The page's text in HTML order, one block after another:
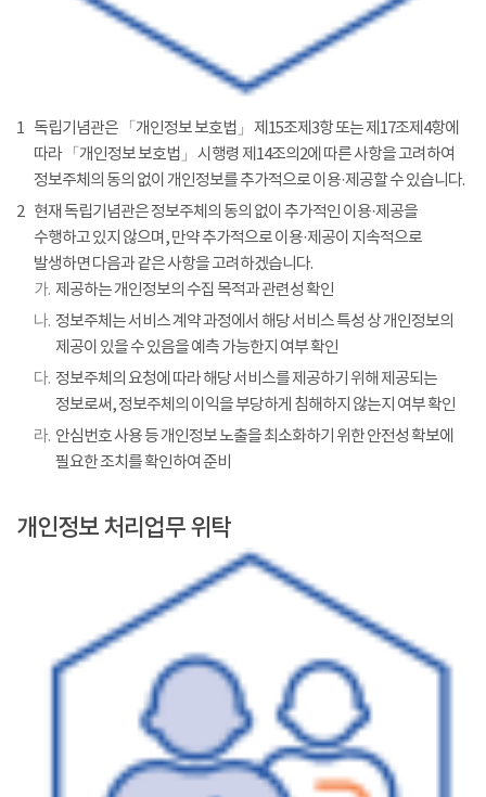
1 독립기념관은 「개인정보 보호법」 제15조제3항 또는 제17조제4항에
따라 「개인정보 보호법」 시행령 제14조의2에 따른 사항을 고려하여
정보주체의 동의 없이 개인정보를 추가적으로 이용·제공할 수 있습니다.
2 현재 독립기념관은 정보주체의 동의 없이 추가적인 이용·제공을
수행하고 있지 않으며, 만약 추가적으로 이용·제공이 지속적으로
발생하면 다음과 같은 사항을 고려하겠습니다.
가. 제공하는 개인정보의 수집 목적과 관련성 확인
나. 정보주체는 서비스 계약 과정에서 해당 서비스 특성 상 개인정보의
제공이 있을 수 있음을 예측 가능한지 여부 확인
다. 정보주체의 요청에 따라 해당 서비스를 제공하기 위해 제공되는
정보로써, 정보주체의 이익을 부당하게 침해하지 않는지 여부 확인
라. 안심번호 사용 등 개인정보 노출을 최소화하기 위한 안전성 확보에
필요한 조치를 확인하여 준비
개인정보 처리업무 위탁